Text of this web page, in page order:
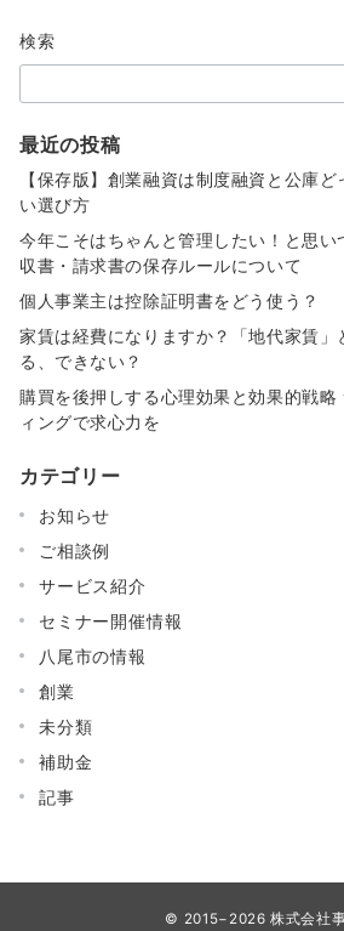
検索
最近の投稿
【保存版】創業融資は制度融資と公庫
い選び方
今年こそはちゃんと管理したい！と思い
収書・請求書の保存ルールについて
個人事業主は控除証明書をどう使う？
家賃は経費になりますか？「地代家賃」
る、できない？
購買を後押しする心理効果と効果的戦略
ィングで求心力を
カテゴリー
お知らせ
ご相談例
サービス紹介
セミナー開催情報
八尾市の情報
創業
未分類
補助金
記事
© 2015−2026株式会社